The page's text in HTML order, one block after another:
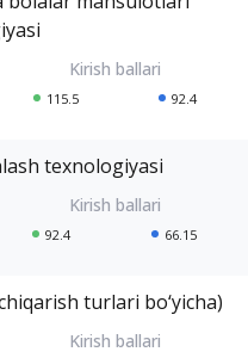
115.5 92.4
texnologiyasi
92.4 66.15
turlari bo‘yicha)